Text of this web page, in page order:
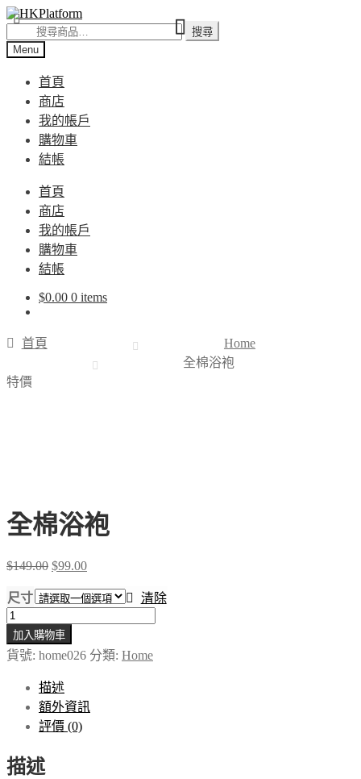
Skip
to
navigation
Skip
to
content
尋
搜尋
Menu
首頁
商店
我的帳戶
購物車
結帳
首頁
商店
我的帳戶
購物車
結帳
$0.00 0 items
首頁
Home
全棉浴袍
特價
全棉浴袍
$149.00 Original
was:
$149.00.
$99.00Current
is:
$99.00.
尺寸
清除
全
棉
浴
加入購物車
貨號: home026 分類: Home
描述
額外資訊
評價 (0)
描述